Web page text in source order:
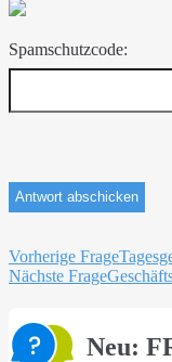
Spamschutzcode:
Vorherige Frage
Nächste Frage
Neu: